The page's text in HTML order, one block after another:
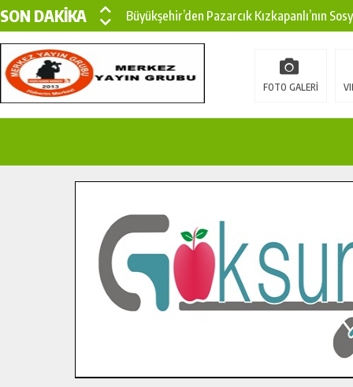
SON DAKİKA
Büyükşehir’den Pazarcık Kızkapanlı’nın
Büyükşehir’den Pazarcık Kırsalına Modern
Çin’den KSÜ’ye Uluslararası Başarı:
İlçe Jandarma Komutanı Karakaya’dan
Bertiz’in Yeni Köprüsünde Sona Doğru.
FOTO GALERİ